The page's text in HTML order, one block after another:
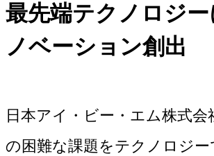
最先端テクノロジ
ノベーション創出
日本アイ・ビー・エム株式会
の困難な課題をテクノロジー